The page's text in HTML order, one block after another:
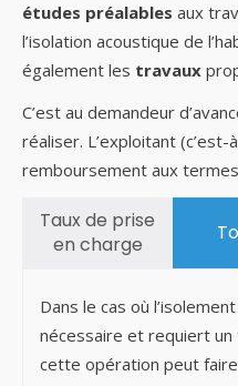
études préalables aux
l’isolation acoustique de
également les travaux
C’est au demandeur
réaliser. L’exploitant
remboursement aux
Taux de prise
en charge
Dans le cas où
nécessaire et requiert
cette opération peut faire